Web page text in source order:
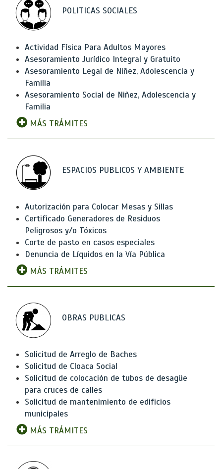
POLITICAS SOCIALES
Actividad Física Para Adultos Mayores
Asesoramiento Jurídico Integral y Gratuito
Asesoramiento Legal de Niñez, Adolescencia y
Familia
Asesoramiento Social de Niñez, Adolescencia y
Familia
MÁS TRÁMITES
ESPACIOS PUBLICOS Y AMBIENTE
Autorización para Colocar Mesas y Sillas
Certificado Generadores de Residuos
Peligrosos y/o Tóxicos
Corte de pasto en casos especiales
Denuncia de Líquidos en la Vía Pública
MÁS TRÁMITES
OBRAS PUBLICAS
Solicitud de Arreglo de Baches
Solicitud de Cloaca Social
Solicitud de colocación de tubos de desagüe
para cruces de calles
Solicitud de mantenimiento de edificios
municipales
MÁS TRÁMITES